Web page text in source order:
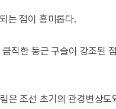
는 점이 흥미롭다.
직한 둥근 구슬이 강조된
은 조선 초기의 관경변상도